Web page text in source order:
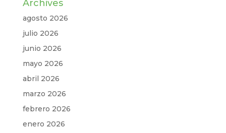
Archives
agosto 2026
julio 2026
junio 2026
mayo 2026
abril 2026
marzo 2026
febrero 2026
enero 2026